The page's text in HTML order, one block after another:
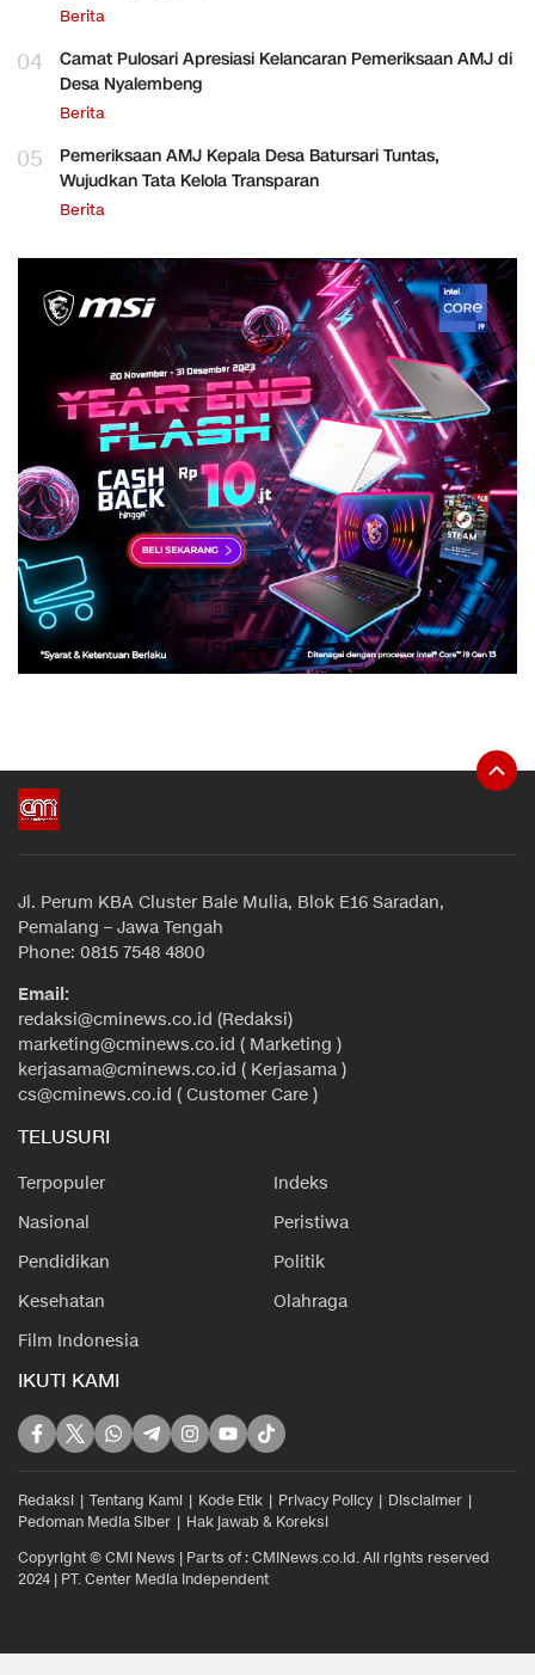
Berita
04
Camat Pulosari Apresiasi Kelancaran Pemeriksaan AMJ di
Desa Nyalembeng
Berita
05
Pemeriksaan AMJ Kepala Desa Batursari Tuntas,
Wujudkan Tata Kelola Transparan
Berita
Jl. Perum KBA Cluster Bale Mulia, Blok E16 Saradan,
Pemalang – Jawa Tengah
Phone: 0815 7548 4800
Email:
redaksi@cminews.co.id (Redaksi)
marketing@cminews.co.id ( Marketing )
kerjasama@cminews.co.id ( Kerjasama )
cs@cminews.co.id ( Customer Care )
TELUSURI
Terpopuler
Indeks
Nasional
Peristiwa
Pendidikan
Politik
Kesehatan
Olahraga
Film Indonesia
IKUTI KAMI
Redaksi Tentang Kami Kode Etik Privacy Policy
Disclaimer
Pedoman Media Siber
Hak jawab & Koreksi
Copyright © CMI News | Parts of : CMINews.co.id. All rights reserved
2024 | PT. Center Media Independent